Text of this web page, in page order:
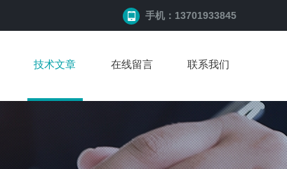
手机：13701933845
技术文章 在线留言 联系我们